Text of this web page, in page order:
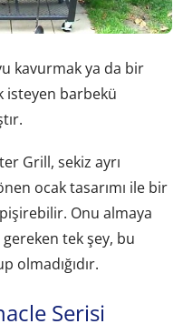
kavurmak ya da bir
isteyen barbekü
Grill, sekiz ayrı
ocak tasarımı ile bir
Onu almaya
tek şey, bu
olmadığıdır.
Serisi